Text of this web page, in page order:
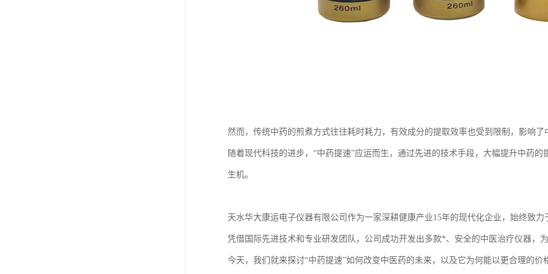
然而，传统中药的煎煮方式往往耗时耗力，有效成分的提取效率也受到限制，影响了
随着现代科技的进步，“中药提速”应运而生，通过先进的技术手段，大幅提升中药
生机。
天水华大康运电子仪器有限公司作为一家深耕健康产业15年的现代化企业，始终致
凭借国际先进技术和专业研发团队，公司成功开发出多款*、安全的中医治疗仪器，
今天，我们就来探讨“中药提速”如何改变中医药的未来，以及它为何能以更合理的价